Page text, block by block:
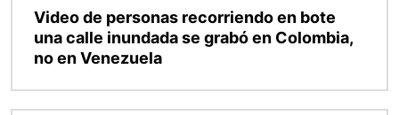
Video de personas recorriendo en bote
una calle inundada se grabó en Colombia,
no en Venezuela